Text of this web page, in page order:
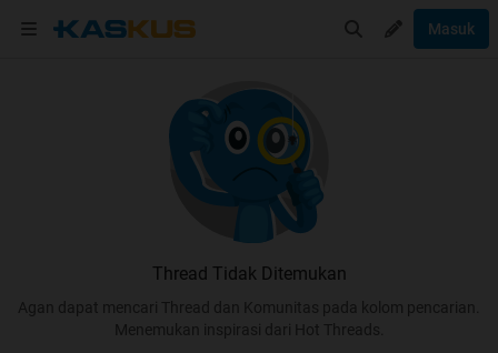
Masuk
Thread Tidak Ditemukan
Agan dapat mencari Thread dan Komunitas pada kolom pencarian.
Menemukan inspirasi dari Hot Threads.